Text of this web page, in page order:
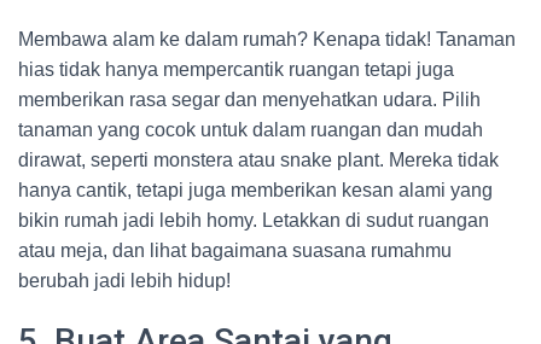
Membawa alam ke dalam rumah? Kenapa tidak! Tanaman
hias tidak hanya mempercantik ruangan tetapi juga
memberikan rasa segar dan menyehatkan udara. Pilih
tanaman yang cocok untuk dalam ruangan dan mudah
dirawat, seperti monstera atau snake plant. Mereka tidak
hanya cantik, tetapi juga memberikan kesan alami yang
bikin rumah jadi lebih homy. Letakkan di sudut ruangan
atau meja, dan lihat bagaimana suasana rumahmu
berubah jadi lebih hidup!